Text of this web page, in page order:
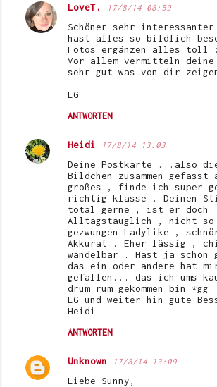
K
a
LoveT. 17/8/14 08:59
Schöner sehr interessanter
hast alles so bildlich
Fotos ergänzen alles toll
Vor allem vermitteln
sehr gut was von dir
LG
ANTWORTEN
Heidi 17/8/14 13:03
Deine Postkarte ...also
Bildchen zusammen
großes , finde ich super
richtig klasse . Deinen
total gerne , ist er doch
Alltagstauglich , nicht so
gezwungen Ladylike ,
Akkurat . Eher lässig ,
wandelbar . Hast ja schon
das ein oder andere hat
gefallen... das ich ums
drum rum gekommen bin *gg
LG und weiter hin gute
Heidi
ANTWORTEN
Unknown 17/8/14 13:09
Liebe Sunny,